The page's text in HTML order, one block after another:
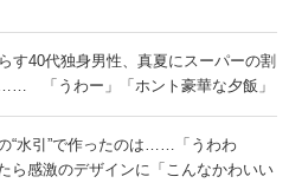
す40代独身男性、真夏にスーパーの割
「うわー」「ホント豪華な夕飯」
“水引”で作ったのは……「うわわ
感激のデザインに「こんなかわいい